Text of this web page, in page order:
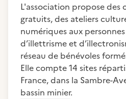
L'association propose des
gratuits, des ateliers
numériques aux
d’illettrisme et
réseau de bénévoles
Elle compte 14 sites
France, dans la Sambre-
bassin minier.